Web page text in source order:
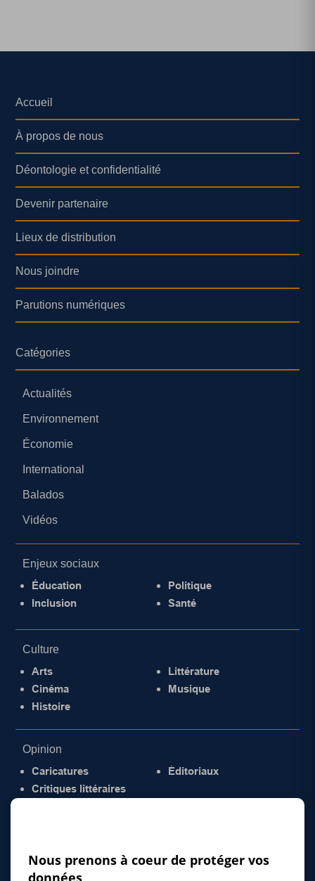
Accueil
À propos de nous
Déontologie et confidentialité
Devenir partenaire
Lieux de distribution
Nous joindre
Parutions numériques
Catégories
Actualités
Environnement
Économie
International
Balados
Vidéos
Enjeux sociaux
Éducation
Inclusion
Politique
Santé
Culture
Arts
Cinéma
Histoire
Littérature
Musique
Opinion
Caricatures
Critiques littéraires
Éditoriaux
Nous prenons à coeur de protéger vos
données